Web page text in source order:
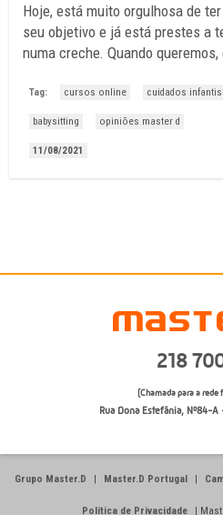
Hoje, está muito orgulhosa de
seu objetivo e já está prestes a
numa creche. Quando
Tag: cursos online cuidados infantis
babysitting opiniões master d
11/08/2021
218
(Chamada para a rede
Rua Dona Estefânia, Nº84-
Grupo Master.D | Master.D Portugal |
Política de Privacidade |